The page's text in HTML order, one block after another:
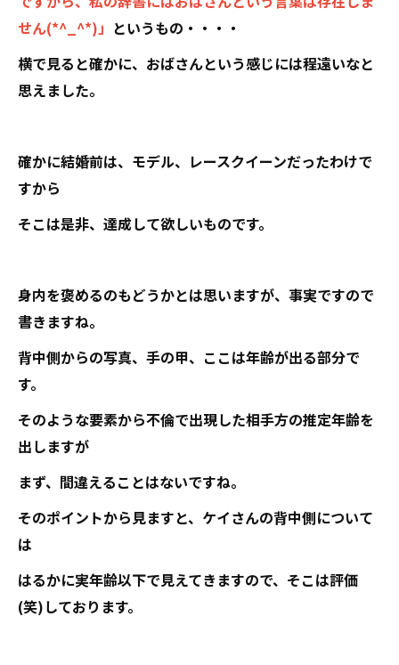
せん(*^_^*)」 というもの・・・・
横で見ると確かに、おばさんという感じには程遠いなと
思えました。
確かに結婚前は、モデル、レースクイーンだったわけで
すから
そこは是非、達成して欲しいものです。
身内を褒めるのもどうかとは思いますが、事実ですので
書きますね。
背中側からの写真、手の甲、ここは年齢が出る部分で
す。
そのような要素から不倫で出現した相手方の推定年齢を
出しますが
まず、間違えることはないですね。
そのポイントから見ますと、ケイさんの背中側について
は
はるかに実年齢以下で見えてきますので、そこは評価
(笑)しております。